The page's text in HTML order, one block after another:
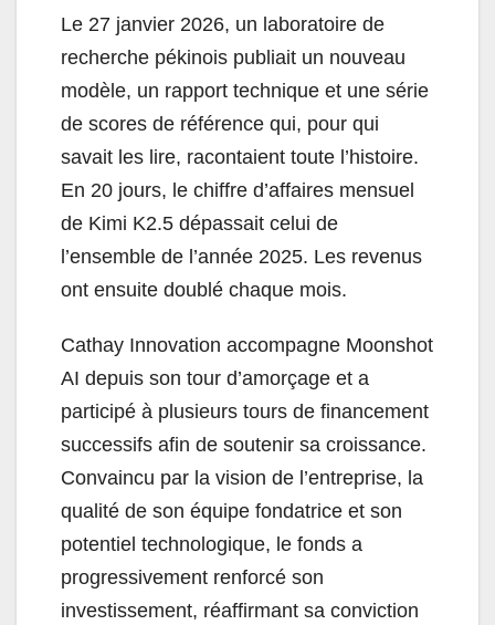
Le 27 janvier 2026, un laboratoire de
recherche pékinois publiait un nouveau
modèle, un rapport technique et une série
de scores de référence qui, pour qui
savait les lire, racontaient toute l’histoire.
En 20 jours, le chiffre d’affaires mensuel
de Kimi K2.5 dépassait celui de
l’ensemble de l’année 2025. Les revenus
ont ensuite doublé chaque mois.
Cathay Innovation accompagne Moonshot
AI depuis son tour d’amorçage et a
participé à plusieurs tours de financement
successifs afin de soutenir sa croissance.
Convaincu par la vision de l’entreprise, la
qualité de son équipe fondatrice et son
potentiel technologique, le fonds a
progressivement renforcé son
investissement, réaffirmant sa conviction